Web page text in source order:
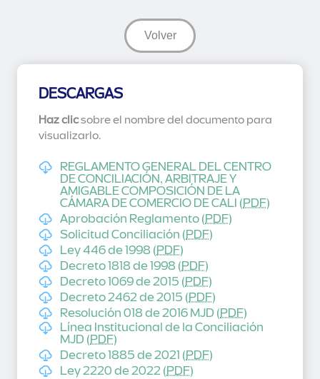
Volver
DESCARGAS
Haz clicsobre el nombre del documento para
visualizarlo.
REGLAMENTO GENERAL DEL CENTRO
DE CONCILIACIÓN, ARBITRAJE Y
AMIGABLE COMPOSICIÓN DE LA
CÁMARA DE COMERCIO DE CALI (PDF)
Aprobación Reglamento (PDF)
Solicitud Conciliación (PDF)
Ley 446 de 1998 (PDF)
Decreto 1818 de 1998 (PDF)
Decreto 1069 de 2015 (PDF)
Decreto 2462 de 2015 (PDF)
Resolución 018 de 2016 MJD (PDF)
Línea Institucional de la Conciliación
MJD (PDF)
Decreto 1885 de 2021 (PDF)
Ley 2220 de 2022 (PDF)